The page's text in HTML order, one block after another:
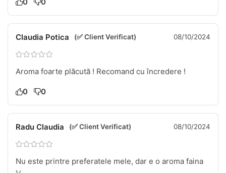
Claudia Potica (✅ Client Verificat) 08/10/2024
Aroma foarte plăcută ! Recomand cu încredere !
0 0
Radu Claudia (✅ Client Verificat) 08/10/2024
Nu este printre preferatele mele, dar e o aroma faina